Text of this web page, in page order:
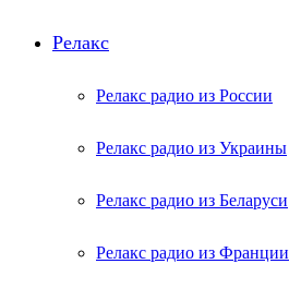
Релакс
Релакс радио из России
Релакс радио из Украины
Релакс радио из Беларуси
Релакс радио из Франции